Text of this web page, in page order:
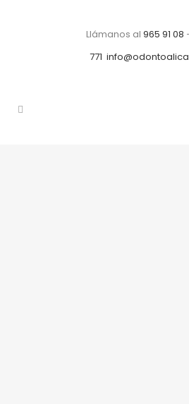
Llámanos al 965 91 08
771